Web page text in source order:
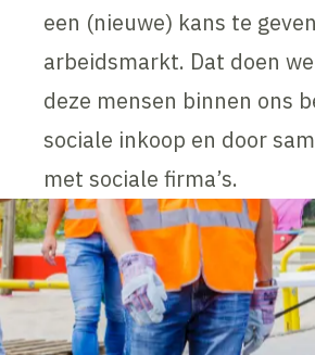
een (nieuwe) kans te
arbeidsmarkt. Dat doen
deze mensen binnen ons
sociale inkoop en door
met sociale firma’s.